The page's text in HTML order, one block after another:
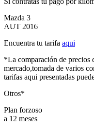
Mazda 3
AUT 2016
Encuentra tu tarifa aqui
*La comparación de precios
mercado,tomada de varios
tarifas aqui presentadas
Otros*
Plan forzoso
a 12 meses